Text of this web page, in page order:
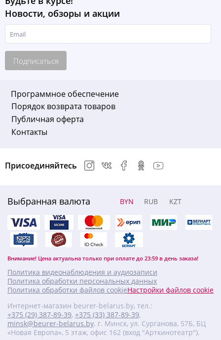
Новости, обзоры и акции
Подписаться
Программное обеспечение
Порядок возврата товаров
Публичная оферта
Контакты
Выбранная валюта BYN RUB KZT
Внимание! Цена актуальна только при оплате до 23:59 в день заказа!
Присоединяйтесь
Политика видеонаблюдения и аудиозаписи
Политика обработки персональных данных
Политика обработки файлов cookieНастройки файлов cookie
Интернет-магазин beurer-belarus.by, тел.:
+375 (29) 387-89-39, +375 (33) 387-89-39,
minsk@beurer-belarus.by. г. Минск, ул. Сурганова, 57Б, БЦ
«Новая Европа», 5 этаж, офис 162 (вход "Арткинотеатр").